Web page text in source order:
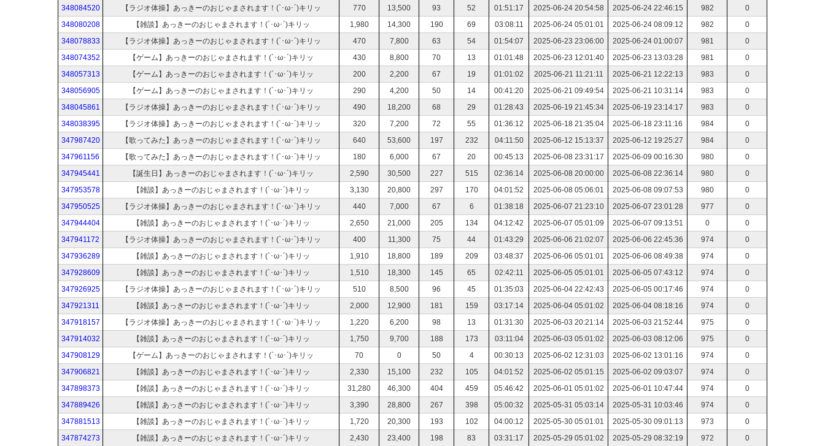
348084520
【ラジオ体操】あっきーのおじゃまされます！(`･ω･´)キリッ 770 13,500 93 52 01:51:17 2025-06-24 20:54:58 2025-06-24 22:46:15 982
0
348080208
【雑談】あっきーのおじゃまされます！(`･ω･´)キリッ 1,980 14,300 190 69 03:08:11 2025-06-24 05:01:01 2025-06-24 08:09:12 982
0
348078833
【ラジオ体操】あっきーのおじゃまされます！(`･ω･´)キリッ 470 7,800 63 54 01:54:07 2025-06-23 23:06:00 2025-06-24 01:00:07 981
0
348074352
【ゲーム】あっきーのおじゃまされます！(`･ω･´)キリッ 430 8,800 70 13 01:01:48 2025-06-23 12:01:40 2025-06-23 13:03:28 981
0
348057313
【ゲーム】あっきーのおじゃまされます！(`･ω･´)キリッ 200 2,200 67 19 01:01:02 2025-06-21 11:21:11 2025-06-21 12:22:13 983
0
348056905
【ゲーム】あっきーのおじゃまされます！(`･ω･´)キリッ 290 4,200 50 14 00:41:20 2025-06-21 09:49:54 2025-06-21 10:31:14 983
0
348045861
【ラジオ体操】あっきーのおじゃまされます！(`･ω･´)キリッ 490 18,200 68 29 01:28:43 2025-06-19 21:45:34 2025-06-19 23:14:17 983
0
348038395
【ラジオ体操】あっきーのおじゃまされます！(`･ω･´)キリッ 320 7,200 72 55 01:36:12 2025-06-18 21:35:04 2025-06-18 23:11:16 984
0
347987420
【歌ってみた】あっきーのおじゃまされます！(`･ω･´)キリッ 640 53,600 197 232 04:11:50 2025-06-12 15:13:37 2025-06-12 19:25:27 984
0
347961156
【歌ってみた】あっきーのおじゃまされます！(`･ω･´)キリッ 180 6,000 67 20 00:45:13 2025-06-08 23:31:17 2025-06-09 00:16:30 980
0
347945441
【誕生日】あっきーのおじゃまされます！(`･ω･´)キリッ 2,590 30,500 227 515 02:36:14 2025-06-08 20:00:00 2025-06-08 22:36:14 980
0
347953578
【雑談】あっきーのおじゃまされます！(`･ω･´)キリッ 3,130 20,800 297 170 04:01:52 2025-06-08 05:06:01 2025-06-08 09:07:53 980
0
347950525
【ラジオ体操】あっきーのおじゃまされます！(`･ω･´)キリッ 440 7,000 67 6 01:38:18 2025-06-07 21:23:10 2025-06-07 23:01:28 977
0
347944404
【雑談】あっきーのおじゃまされます！(`･ω･´)キリッ 2,650 21,000 205 134 04:12:42 2025-06-07 05:01:09 2025-06-07 09:13:51 0
0
347941172
【ラジオ体操】あっきーのおじゃまされます！(`･ω･´)キリッ 400 11,300 75 44 01:43:29 2025-06-06 21:02:07 2025-06-06 22:45:36 974
0
347936289
【雑談】あっきーのおじゃまされます！(`･ω･´)キリッ 1,910 18,800 189 209 03:48:37 2025-06-06 05:01:01 2025-06-06 08:49:38 974
0
347928609
【雑談】あっきーのおじゃまされます！(`･ω･´)キリッ 1,510 18,300 145 65 02:42:11 2025-06-05 05:01:01 2025-06-05 07:43:12 974
0
347926925
【ラジオ体操】あっきーのおじゃまされます！(`･ω･´)キリッ 510 8,500 96 45 01:35:03 2025-06-04 22:42:43 2025-06-05 00:17:46 974
0
347921311
【雑談】あっきーのおじゃまされます！(`･ω･´)キリッ 2,000 12,900 181 159 03:17:14 2025-06-04 05:01:02 2025-06-04 08:18:16 974
0
347918157
【ラジオ体操】あっきーのおじゃまされます！(`･ω･´)キリッ 1,220 6,200 98 13 01:31:30 2025-06-03 20:21:14 2025-06-03 21:52:44 975
0
347914032
【雑談】あっきーのおじゃまされます！(`･ω･´)キリッ 1,750 9,700 188 173 03:11:04 2025-06-03 05:01:02 2025-06-03 08:12:06 975
0
347908129
【ゲーム】あっきーのおじゃまされます！(`･ω･´)キリッ 70 0 50 4 00:30:13 2025-06-02 12:31:03 2025-06-02 13:01:16 974
0
347906821
【雑談】あっきーのおじゃまされます！(`･ω･´)キリッ 2,330 15,100 232 105 04:01:52 2025-06-02 05:01:15 2025-06-02 09:03:07 974
0
347898373
【雑談】あっきーのおじゃまされます！(`･ω･´)キリッ 31,280 46,300 404 459 05:46:42 2025-06-01 05:01:02 2025-06-01 10:47:44 974
0
347889426
【雑談】あっきーのおじゃまされます！(`･ω･´)キリッ 3,390 28,800 267 398 05:00:32 2025-05-31 05:03:14 2025-05-31 10:03:46 974
0
347881513
【雑談】あっきーのおじゃまされます！(`･ω･´)キリッ 1,720 20,300 193 102 04:00:12 2025-05-30 05:01:01 2025-05-30 09:01:13 973
0
347874273
【雑談】あっきーのおじゃまされます！(`･ω･´)キリッ 2,430 23,400 198 83 03:31:17 2025-05-29 05:01:02 2025-05-29 08:32:19 972 0